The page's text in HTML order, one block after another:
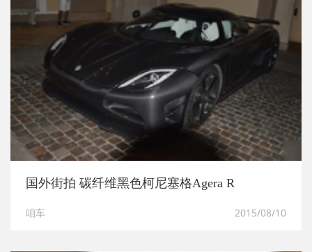
国外街拍 碳纤维黑色柯尼塞格Agera R
咱车 2015/08/10